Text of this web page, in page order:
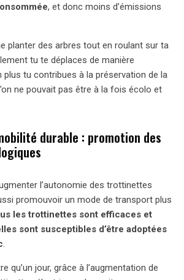
, et donc moins d’émissions
planter des arbres tout en roulant sur ta
tu te déplaces de manière
plus tu contribues à la préservation de la
ne pouvait pas être à la fois écolo et
durable : promotion des
l’autonomie des trottinettes
promouvoir un mode de transport plus
les trottinettes sont efficaces et
sont susceptibles d’être adoptées
.
qu’un jour, grâce à l’augmentation de